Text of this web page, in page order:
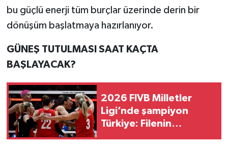
bu güçlü enerji tüm burçlar üzerinde derin bir
dönüşüm başlatmaya hazırlanıyor.
GÜNEŞ TUTULMASI SAAT KAÇTA
BAŞLAYACAK?
2026 FIVB Milletler
Ligi’nde şampiyon
Türkiye: Filenin